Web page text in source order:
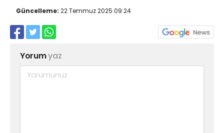
Güncelleme: 22 Temmuz 2025 09:24
Yorumyaz